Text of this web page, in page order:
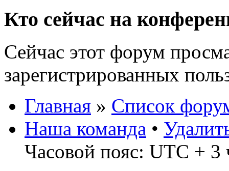
Кто сейчас на
Сейчас этот форум
зарегистрированных
Главная » Список
Наша команда •
Часовой пояс: UTC + 3